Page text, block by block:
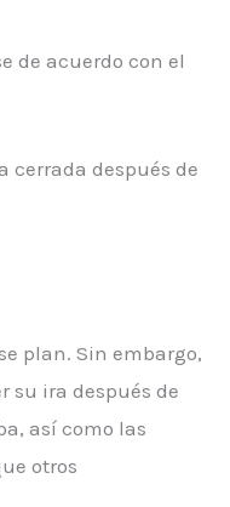
de acuerdo con el
cerrada después de
plan. Sin embargo,
su ira después de
así como las
otros